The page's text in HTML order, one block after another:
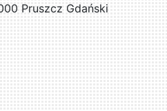
Pruszcz Gdański